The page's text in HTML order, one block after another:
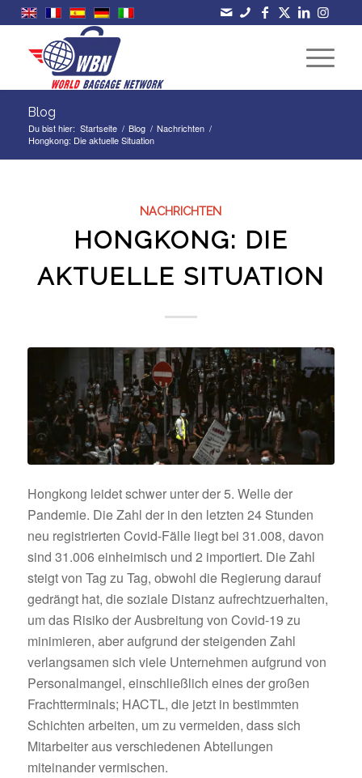
Blog
Du bist hier: Startseite / Blog / Nachrichten /
Hongkong: Die aktuelle Situation
NACHRICHTEN
HONGKONG: DIE
AKTUELLE SITUATION
Hongkong leidet schwer unter der 5. Welle der
Pandemie. Die Zahl der in den letzten 24 Stunden
neu registrierten Covid-Fälle liegt bei 31.008, davon
sind 31.006 einheimisch und 2 importiert. Die Zahl
steigt von Tag zu Tag, obwohl die Regierung darauf
gedrängt hat, die soziale Distanz aufrechtzuerhalten,
um das Risiko der Ausbreitung von Covid-19 zu
minimieren, aber aufgrund der steigenden Zahl
verlangsamen sich viele Unternehmen aufgrund von
Personalmangel, einschließlich eines der großen
Frachtterminals; HACTL, die jetzt in bestimmten
Schichten arbeiten, um zu vermeiden, dass sich
Mitarbeiter aus verschiedenen Abteilungen
miteinander vermischen.